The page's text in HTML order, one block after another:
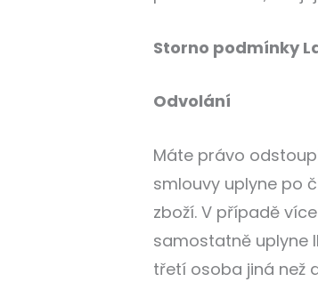
Storno podmínky
Odvolání
Máte právo
smlouvy uplyne po
zboží. V případě
samostatně uplyne
třetí osoba jiná než